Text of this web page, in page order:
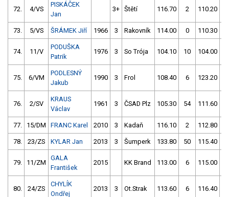
72. 4/VS
PISKÁČEK
Jan
3+ Štětí 116.70 2 110.20
73. 5/VS ŠRÁMEK Jiří 1966 3 Rakovník 114.00 0 110.30
74. 11/V
PODUŠKA
Patrik
1976 3 So Trója 104.10 10 104.00
75. 6/VM
PODLESNÝ
Jakub
1990 3 Frol 108.40 6 123.20
76. 2/SV
KRAUS
Václav
1961 3 ČSAD Plz 105.30 54 111.60
77. 15/DM FRANC Karel 2010 3 Kadaň 116.10 2 112.80
78. 23/ZS KYLAR Jan 2013 3 Šumperk 133.80 50 115.40
79. 11/ZM
GALA
František
2015 KK Brand 113.00 6 115.00
80. 24/ZS
CHYLÍK
Ondřej
2013 3 Ot.Strak 113.60 6 116.40